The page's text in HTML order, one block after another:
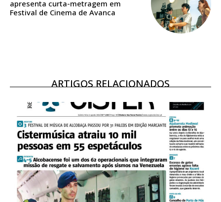
ASSINATURA
Acesso ao conteúdo online
Acesso aos conteúdos Exclusivos para
assinantes
Ofertas para assinatura anual
Escolha o plano
apresenta curta-metragem em
Festival de Cinema de Avanca
ARTIGOS RELACIONADOS